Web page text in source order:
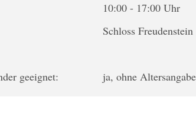
10:00 - 17:00 Uhr
Schloss Freudenstein
geeignet:
ja, ohne Altersangabe